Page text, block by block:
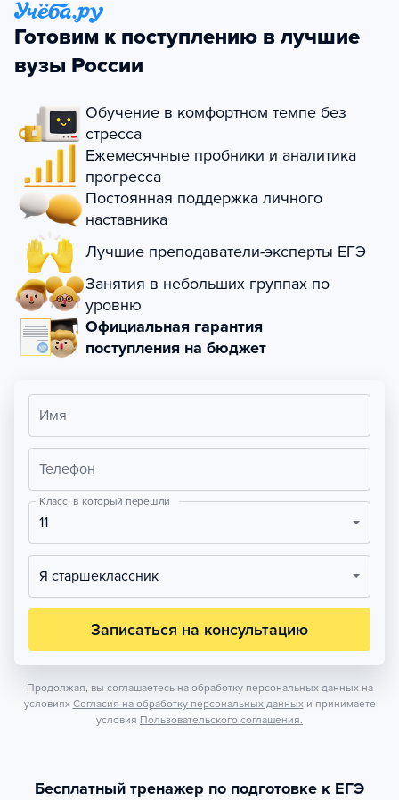
Готовим к поступлению в лучшие
вузы России
Обучение в комфортном темпе без
стресса
Ежемесячные пробники и аналитика
прогресса
Постоянная поддержка личного
наставника
Лучшие преподаватели-эксперты ЕГЭ
Занятия в небольших группах по
уровню
Официальная гарантия
поступления на бюджет
Имя
Телефон
Класс, в который перешли
11
Я старшеклассник
Записаться на консультацию
Продолжая, вы соглашаетесь на обработку персональных данных на
условиях Согласия на обработку персональных данных и принимаете
условия Пользовательского соглашения.
Бесплатный тренажер по подготовке к ЕГЭ